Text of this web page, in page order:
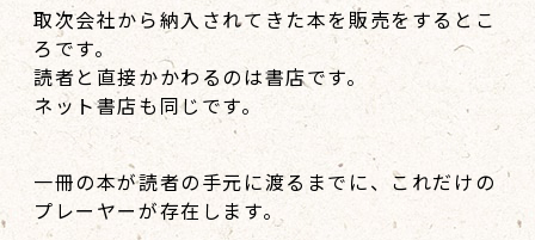
取次会社から納入されてきた本を販売をするとこ
ろです。
読者と直接かかわるのは書店です。
ネット書店も同じです。
一冊の本が読者の手元に渡るまでに、これだけの
プレーヤーが存在します。